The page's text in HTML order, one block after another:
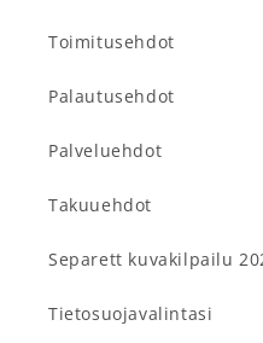
Toimitusehdot
Palautusehdot
Palveluehdot
Takuuehdot
Separett kuvakilpailu
Tietosuojavalintasi